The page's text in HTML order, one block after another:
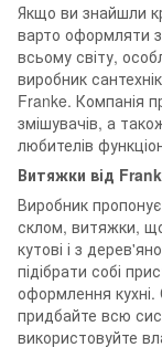
Якщо ви знайшли
варто оформляти
всьому світу,
виробник
Franke. Компанія
змішувачів, а
любителів
Витяжки від
Виробник пропонує
склом, витяжки,
кутові і з
підібрати собі
оформлення кухні.
придбайте всю
використовуйте